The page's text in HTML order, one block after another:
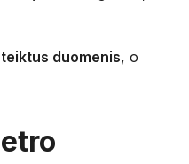
duomenis, o